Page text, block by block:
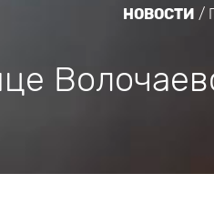
НОВОСТИ